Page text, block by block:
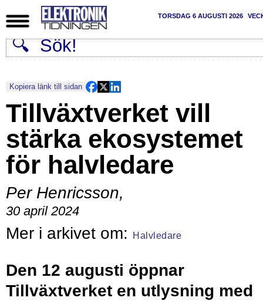
TORSDAG 6 AUGUSTI 2026
Kopiera länk till sidan
Tillväxtverket vill
stärka ekosystemet
för halvledare
Per Henricsson,
30 april 2024
Halvledare
Den 12 augusti öppnar
Tillväxtverket en utlysning med